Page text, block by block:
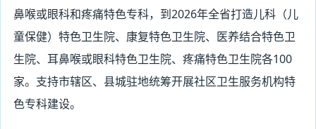
鼻喉或眼科和疼痛特色专科，到2026年全省打造儿科（儿
童保健）特色卫生院、康复特色卫生院、医养结合特色卫
生院、耳鼻喉或眼科特色卫生院、疼痛特色卫生院各100
家。支持市辖区、县城驻地统筹开展社区卫生服务机构特
色专科建设。